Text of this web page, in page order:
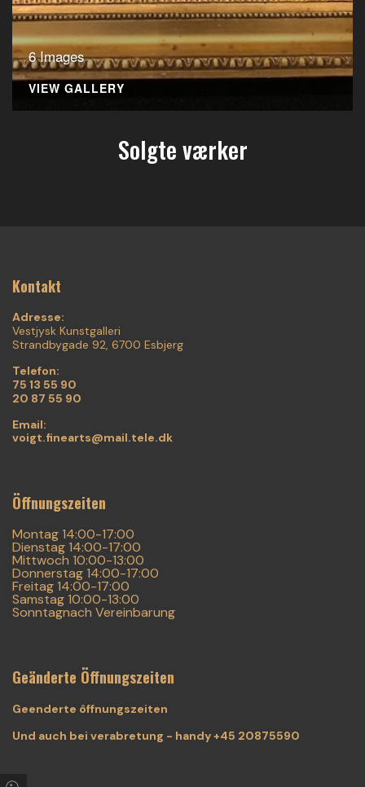
6 Images
VIEW GALLERY
Solgte værker
Kontakt
Adresse:
Vestjysk Kunstgalleri
Strandbygade 92, 6700 Esbjerg
Telefon:
75 13 55 90
20 87 55 90
Email:
voigt.finearts@mail.tele.dk
Öffnungszeiten
Montag 14:00-17:00
Dienstag 14:00-17:00
Mittwoch 10:00-13:00
Donnerstag 14:00-17:00
Freitag 14:00-17:00
Samstag 10:00-13:00
Sonntagnach Vereinbarung
Geänderte Öffnungszeiten
Geenderte ôffnungszeiten
Und auch bei verabretung - handy +45 20875590